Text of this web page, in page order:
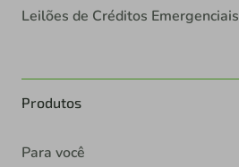
Leilões de Créditos Emergenciais
Produtos
Para você